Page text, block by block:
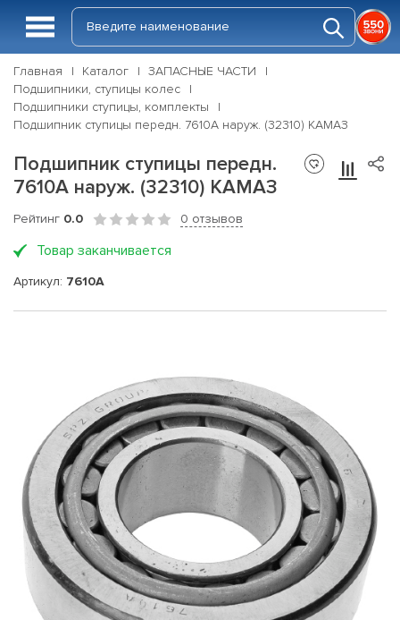
Главная Каталог
ЗАПАСНЫЕ ЧАСТИ
Подшипники, ступицы колес
Подшипники ступицы, комплекты
Подшипник ступицы передн. 7610А наруж. (32310) КАМАЗ
Подшипник ступицы передн.
7610А наруж. (32310) КАМАЗ
Рейтинг 0.0 0 отзывов
Товар заканчивается
Артикул: 7610А